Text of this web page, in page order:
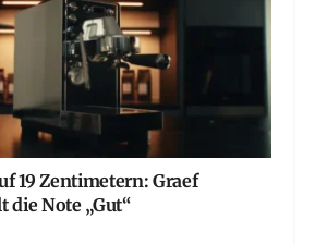
19 Zentimetern: Graef
die Note „Gut“